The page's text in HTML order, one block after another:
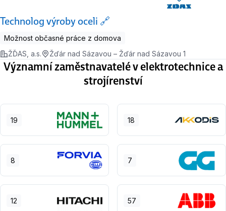
Technolog výroby oceli 🔗
Možnost občasné práce z domova
ŽĎAS, a.s.
Žďár nad Sázavou – Žďár nad Sázavou 1
Významní zaměstnavatelé v elektrotechnice a
strojírenství
19 18
8 7
12 57